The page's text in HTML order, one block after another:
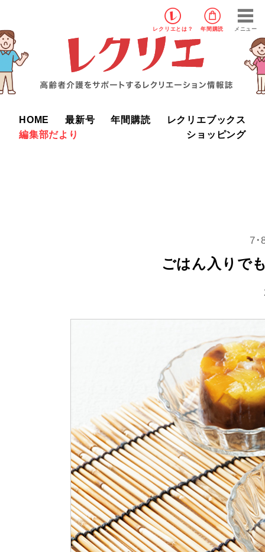
レクリエ とは？ 年間購読 メニュー
HOME 最新号 年間購読
レクリエブックス
編集部だより
ショッピング
7･
ごはん入りで